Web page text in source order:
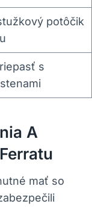
potôčik
s
A
mať so